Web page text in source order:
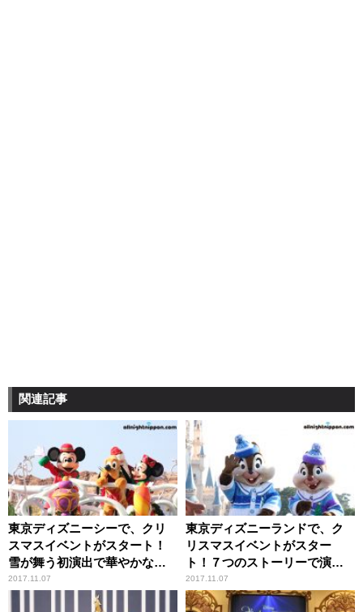
関連記事
東京ディズニーシーで、クリ
スマスイベントがスタート！
雪が舞う初演出で華やかなム
ードに
2017.11.07
東京ディズニーランドで、ク
リスマスイベントがスター
ト！７つのストーリーで演
出！
2017.11.07